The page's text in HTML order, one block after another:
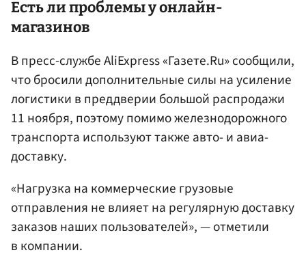
Есть ли проблемы у онлайн-
магазинов
В пресс-службе AliExpress «Газете.Ru» сообщили,
что бросили дополнительные силы на усиление
логистики в преддверии большой распродажи
11 ноября, поэтому помимо железнодорожного
транспорта используют также авто- и авиа-
доставку.
«Нагрузка на коммерческие грузовые
отправления не влияет на регулярную доставку
заказов наших пользователей», — отметили
в компании.